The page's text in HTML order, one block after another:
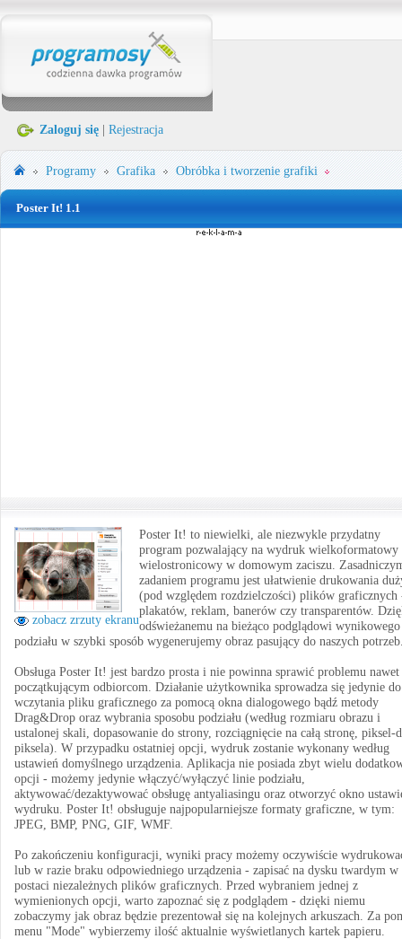
Zaloguj się Rejestracja
Programy Grafika Obróbka i tworzenie grafiki
Poster It! 1.1
zobacz zrzuty ekranu
Poster It! to niewielki, ale niezwykle przydatny
program pozwalający na wydruk wielkoformatowy
wielostronicowy w domowym zaciszu.
zadaniem programu jest ułatwienie drukowania
(pod względem rozdzielczości) plików graficznych
plakatów, reklam, banerów czy transparentów.
odświeżanemu na bieżąco podglądowi wynikowego
podziału w szybki sposób wygenerujemy obraz pasujący do naszych
Obsługa Poster It! jest bardzo prosta i nie powinna sprawić problemu nawet
początkującym odbiorcom. Działanie użytkownika sprowadza się jedynie do
wczytania pliku graficznego za pomocą okna dialogowego bądź metody
Drag&Drop oraz wybrania sposobu podziału (według rozmiaru obrazu i
ustalonej skali, dopasowanie do strony, rozciągnięcie na całą stronę, piksel-
piksela). W przypadku ostatniej opcji, wydruk zostanie wykonany według
ustawień domyślnego urządzenia. Aplikacja nie posiada zbyt wielu
opcji - możemy jedynie włączyć/wyłączyć linie podziału,
aktywować/dezaktywować obsługę antyaliasingu oraz otworzyć okno
wydruku. Poster It! obsługuje najpopularniejsze formaty graficzne, w tym:
JPEG, BMP, PNG, GIF, WMF.
Po zakończeniu konfiguracji, wyniki pracy możemy oczywiście
lub w razie braku odpowiedniego urządzenia - zapisać na dysku twardym w
postaci niezależnych plików graficznych. Przed wybraniem jednej z
wymienionych opcji, warto zapoznać się z podglądem - dzięki niemu
zobaczymy jak obraz będzie prezentował się na kolejnych arkuszach. Za
menu "Mode" wybierzemy ilość aktualnie wyświetlanych kartek papieru.